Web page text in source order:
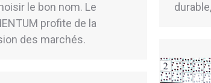
le bon nom. Le
profite de la
des marchés.